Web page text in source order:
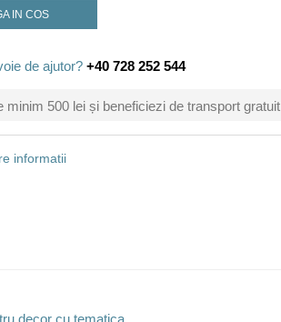
IN COS
de ajutor? +40 728 252 544
minim 500 lei și beneficiezi de transport gratuit
informatii
decor cu tematica